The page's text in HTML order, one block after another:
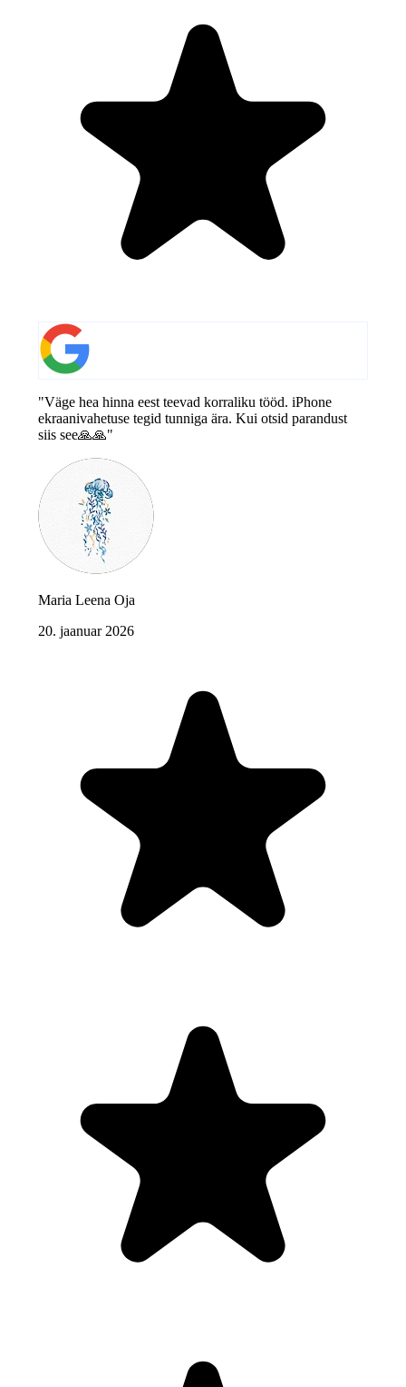
"Väge hea hinna eest teevad korraliku tööd. iPhone
ekraanivahetuse tegid tunniga ära. Kui otsid parandust
siis see🙏🙏"
Maria Leena Oja
20. jaanuar 2026